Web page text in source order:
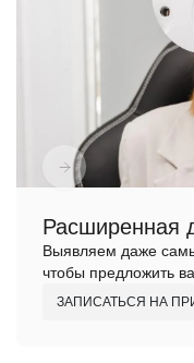
Расширенная
Выявляем даже
чтобы предложить
ЗАПИСАТЬСЯ НА